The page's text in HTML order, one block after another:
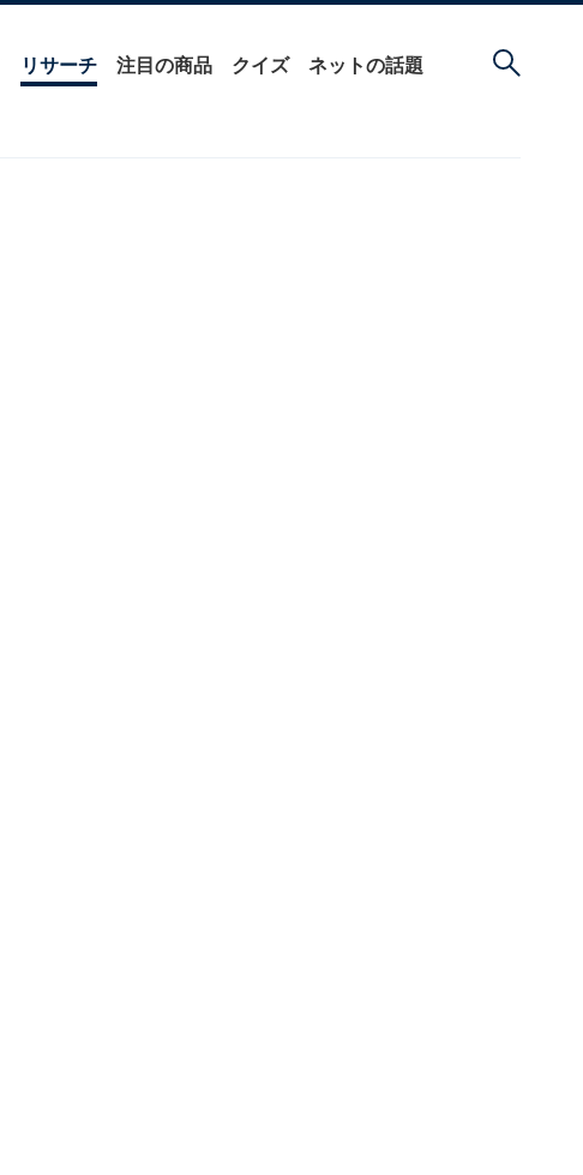
リサーチ 注目の商品 クイズ ネットの話題